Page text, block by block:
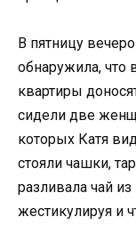
В пятницу
обнаружила, что
квартиры
сидели две
которых Катя
стояли чашки,
разливала чай
жестикулируя и